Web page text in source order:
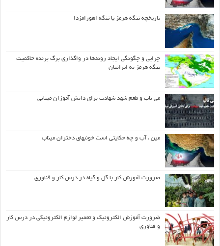
تاریخچه تنگه هرمز یا تنگه اهورامزدا
چرایی و چگونگی ایجاد روندها در واگذاری برگ برنده حاکمیت
تنگه هرمز به ایرانیان
می ناب و طعم شهد شهادت برای دانش آموزان مینابی
مین ، آب و چه حکایتی است خونبهای دختران میناب
ضرورت آموزش کار با گل و گیاه در درس کار و فناوری
ضرورت آموزش الکترونیک و تعمیر لوازم الکترونیکی در درس کار
و فناوری